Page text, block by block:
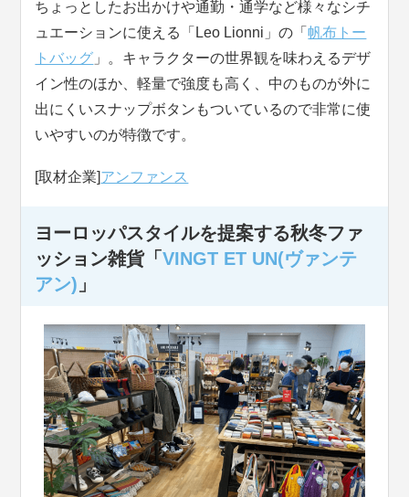
ちょっとしたお出かけや通勤・通学など様々なシチ
ュエーションに使える「Leo Lionni」の「帆布トー
トバッグ 」。キャラクターの世界観を味わえるデザ
イン性のほか、軽量で強度も高く、中のものが外に
出にくいスナップボタンもついているので非常に使
いやすいのが特徴です。
[取材企業]アンファンス
ヨーロッパスタイルを提案する秋冬ファ
ッション雑貨「VINGT ET UN(ヴァンテ
アン) 」